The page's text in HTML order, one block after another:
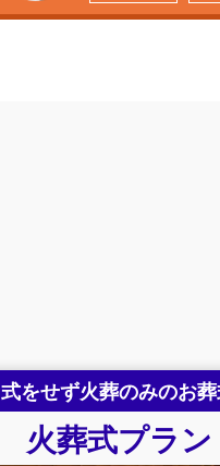
式をせず火葬のみのお
火葬式プラン